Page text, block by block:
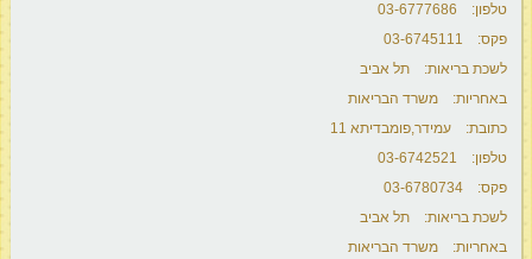
טלפון: 03-6777686
פקס: 03-6745111
לשכת בריאות: תל אביב
באחריות: משרד הבריאות
כתובת: עמידר,פומבדיתא 11
טלפון: 03-6742521
פקס: 03-6780734
לשכת בריאות: תל אביב
באחריות: משרד הבריאות